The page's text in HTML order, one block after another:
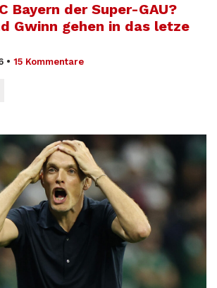
Bayern der Super-GAU?
Gwinn gehen in das letze
• 15 Kommentare